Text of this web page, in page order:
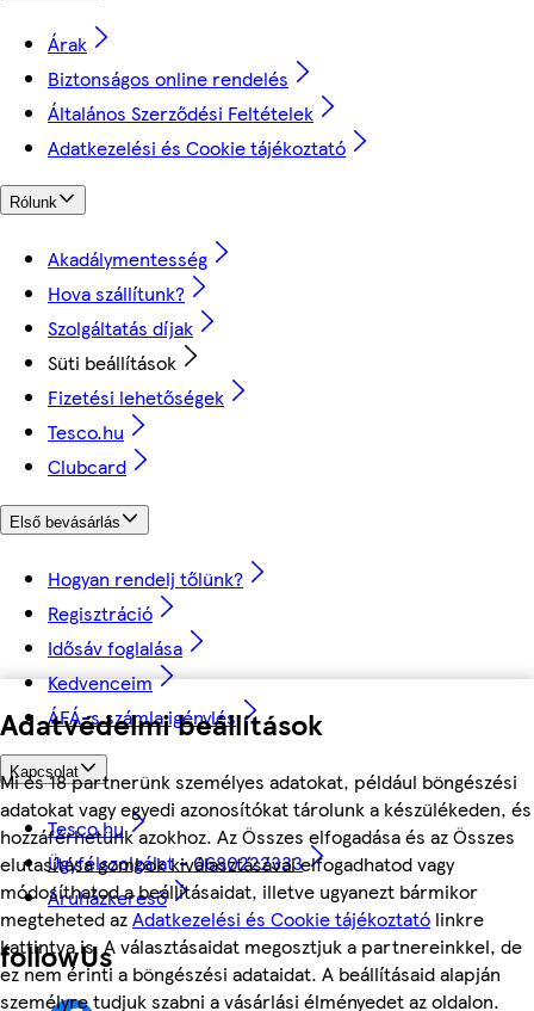
Adatvédelmi beállítások
Mi és 18 partnerünk személyes adatokat, például böngészési
adatokat vagy egyedi azonosítókat tárolunk a készülékeden, és
hozzáférhetünk azokhoz. Az Összes elfogadása és az Összes
elutasítása gombok kiválasztásával elfogadhatod vagy
módosíthatod a beállításaidat, illetve ugyanezt bármikor
megteheted azAdatkezelési és Cookie tájékoztató linkre
kattintva is. A választásaidat megosztjuk a partnereinkkel, de
ez nem érinti a böngészési adataidat. A beállításaid alapján
személyre tudjuk szabni a vásárlási élményedet az oldalon.
Árak
Biztonságos online rendelés
Általános Szerződési Feltételek
Adatkezelési és Cookie tájékoztató
Rólunk
Akadálymentesség
Hova szállítunk?
Szolgáltatás díjak
Süti beállítások
Fizetési lehetőségek
Tesco.hu
Clubcard
Első bevásárlás
Hogyan rendelj tőlünk?
Regisztráció
Idősáv foglalása
Kedvenceim
ÁFÁ-s számla igénylés
Kapcsolat
Tesco.hu
Ügyfélszolgálat - 0680222333
Áruházkereső
followUs